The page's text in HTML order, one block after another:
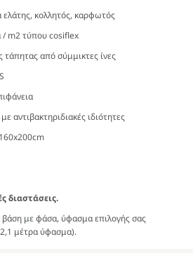
ελάτης, κολλητός, καρφωτός
/ m2 τύπου cosiflex
τάπητας από σύμμικτες ίνες
αντιβακτηριδιακές ιδιότητες
διαστάσεις.
βάση με φάσα, ύφασμα επιλογής σας
2,1 μέτρα ύφασμα).